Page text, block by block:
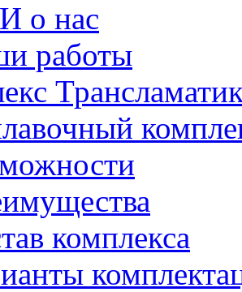
о нас
работы
комплекса